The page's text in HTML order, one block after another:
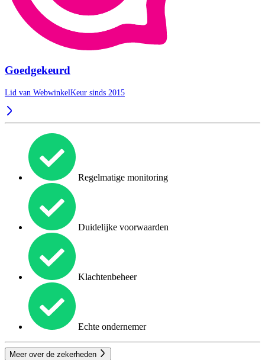
Goedgekeurd
Lid van WebwinkelKeur sinds 2015
Regelmatige monitoring
Duidelijke voorwaarden
Klachtenbeheer
Echte ondernemer
Meer over de zekerheden